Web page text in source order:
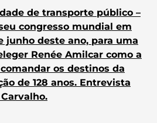
de transporte público –
congresso mundial em
junho deste ano, para uma
Renée Amilcar como a
os destinos da
de 128 anos. Entrevista